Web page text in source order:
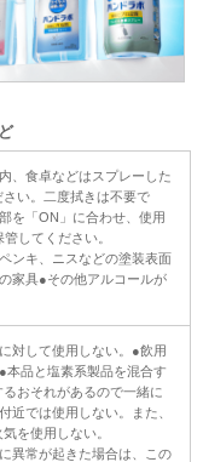
、食卓などはスプレーした
い。二度拭きは不要で
を「ON」に合わせ、使用
してください。
ンキ、ニスなどの塗装表面
家具●その他アルコールが
対して使用しない。●飲用
本品と塩素系製品を混合す
おそれがあるので一緒に
近では使用しない。また、
を使用しない。
異常が起きた場合は、この